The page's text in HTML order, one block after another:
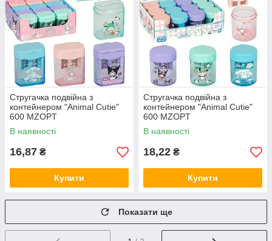
Стругачка подвійна з
контейнером "Animal Cutie"
600 MZOPT
В наявності
16,87 ₴
Купити
Стругачка подвійна з
контейнером "Animal Cutie"
600 MZOPT
В наявності
18,22 ₴
Купити
Показати ще